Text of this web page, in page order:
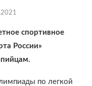
спортивное
России»
по легкой